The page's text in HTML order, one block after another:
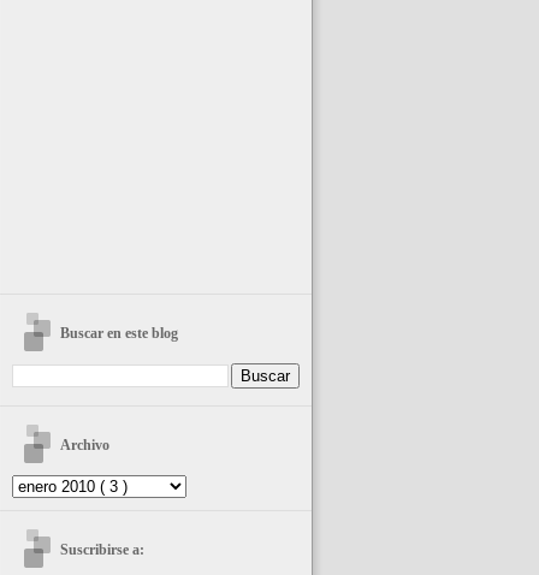
Buscar en este blog
Archivo
Suscribirse a: